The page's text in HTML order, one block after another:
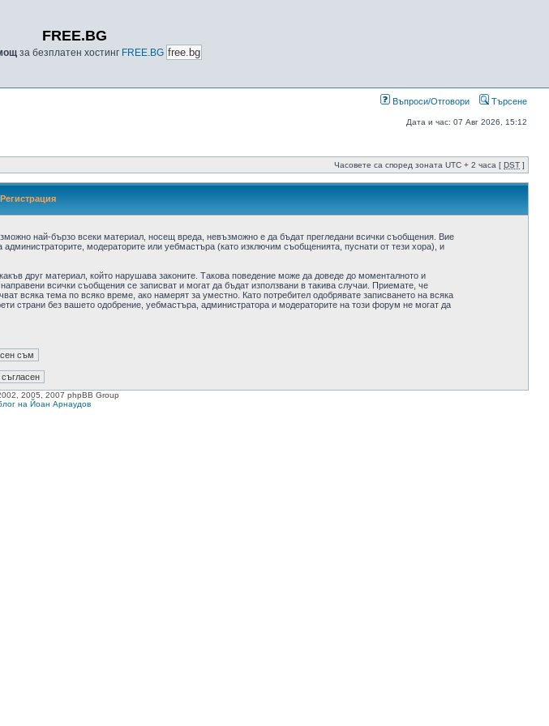
FREE.BG
за безплатен хостинг FREE.BG
Въпроси/Отговори Търсене
Дата и час: 07 Авг 2026, 15:12
Часовете са според зоната UTC + 2 часа [ DST ]
най-бързо всеки материал, носещ вреда, невъзможно е да бъдат прегледани всички съобщения. Вие
модераторите или уебмастъра (като изключим съобщенията, пуснати от тези хора), и
друг материал, който нарушава законите. Такова поведение може да доведе до моменталното и
всички съобщения се записват и могат да бъдат използвани в такива случаи. Приемате, че
всяка тема по всяко време, ако намерят за уместно. Като потребител одобрявате записването на всяка
страни без вашето одобрение, уебмастъра, администратора и модераторите на този форум не могат да
2005, 2007 phpBB Group
на Йоан Арнаудов